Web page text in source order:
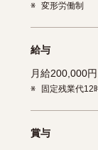
※
変形労働制
給与
月給200,000
※ 固定残業代12
賞与